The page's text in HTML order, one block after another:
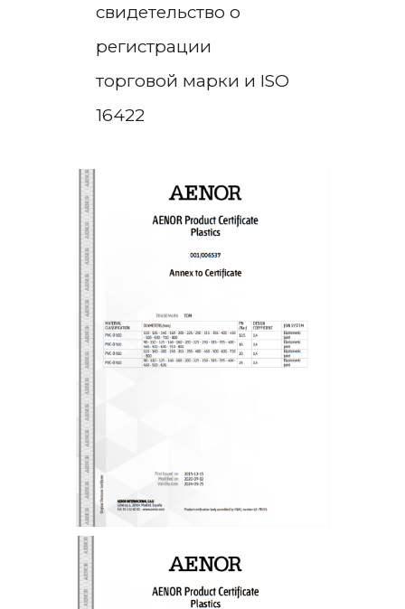
свидетельство о
регистрации
торговой марки и ISO
16422